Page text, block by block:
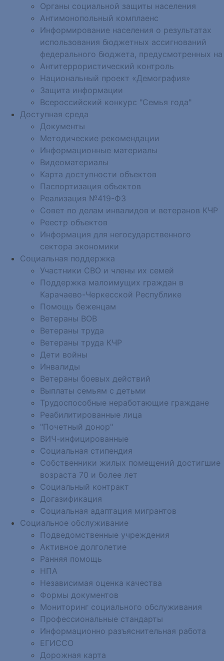
Органы социальной защиты населения
Антимонопольный комплаенс
Информирование населения о результатах
использования бюджетных ассигнований
федерального бюджета, предусмотренных на
Антитеррористический контроль
Национальный проект «Демография»
Защита информации
Всероссийский конкурс "Семья года"
Доступная среда
Документы
Методические рекомендации
Информационные материалы
Видеоматериалы
Карта доступности объектов
Паспортизация объектов
Реализация №419-ФЗ
Совет по делам инвалидов и ветеранов КЧР
Реестр объектов
Информация для негосударственного
сектора экономики
Социальная поддержка
Участники СВО и члены их семей
Поддержка малоимущих граждан в
Карачаево-Черкесской Республике
Помощь беженцам
Ветераны ВОВ
Ветераны труда
Ветераны труда КЧР
Дети войны
Инвалиды
Ветераны боевых действий
Выплаты семьям с детьми
Трудоспособные неработающие граждане
Реабилитированные лица
"Почетный донор"
ВИЧ-инфицированные
Социальная стипендия
Собственники жилых помещений достигшие
возраста 70 и более лет
Социальный контракт
Догазификация
Социальная адаптация мигрантов
Социальное обслуживание
Подведомственные учреждения
Активное долголетие
Ранняя помощь
НПА
Независимая оценка качества
Формы документов
Мониторинг социального обслуживания
Профессиональные стандарты
Информационно разъяснительная работа
ЕГИССО
Дорожная карта